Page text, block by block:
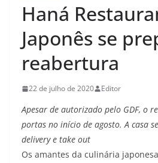
Haná
Japonês se
reabertura
22 de julho de 2020 Editor
Apesar de autorizado pelo GDF, o
portas no início de agosto. A casa
delivery e take out
Os amantes da culinária